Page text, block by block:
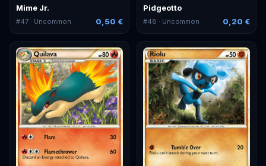
Mime Jr.
#47 · Uncommon 0,50 €
Pidgeotto
#48 · Uncommon 0,20 €